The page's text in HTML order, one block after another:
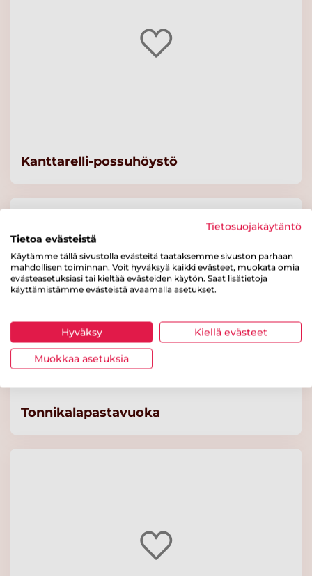
Kanttarelli-possuhöystö
Tonnikalapastavuoka
Tietosuojakäytäntö
Tietoa evästeistä
Käytämme tällä sivustolla evästeitä taataksemme sivuston parhaan
mahdollisen toiminnan. Voit hyväksyä kaikki evästeet, muokata omia
evästeasetuksiasi tai kieltää evästeiden käytön. Saat lisätietoja
käyttämistämme evästeistä avaamalla asetukset.
Hyväksy Kiellä evästeet
Muokkaa asetuksia